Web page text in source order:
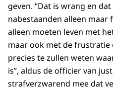
geven. “Dat is wrang en
nabestaanden alleen maar
alleen moeten leven met
maar ook met de frustratie
precies te zullen weten
is”, aldus de officier van
strafverzwarend mee dat